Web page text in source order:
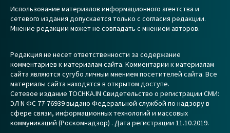
Использование материалов информационного агентства и
сетевого издания допускается только с согласия редакции.
Мнение редакции может не совпадать с мнением авторов.
Редакция не несет ответственности за содержание
комментариев к материалам сайта. Комментарии к материалам
сайта являются сугубо личным мнением посетителей сайта. Все
материалы сайта находятся в открытом доступе.
Сетевое издание TOCHKA.IN Свидетельство о регистрации СМИ:
ЭЛ N ФС 77-76939 выдано Федеральной службой по надзору в
сфере связи, информационных технологий и массовых
коммуникаций (Роскомнадзор) . Дата регистрации 11.10.2019.